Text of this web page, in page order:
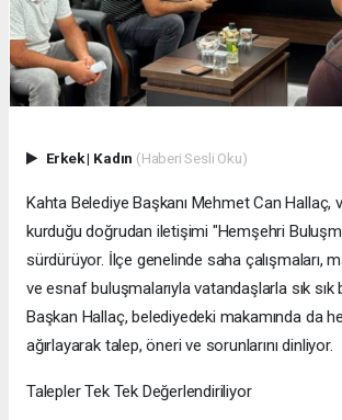
Erkek| Kadın (Haberi Sesli Oku)
Kahta Belediye Başkanı Mehmet Can Hallaç,
kurduğu doğrudan iletişimi "Hemşehri
sürdürüyor. İlçe genelinde saha çalışmaları,
ve esnaf buluşmalarıyla vatandaşlarla sık sık
Başkan Hallaç, belediyedeki makamında da
ağırlayarak talep, öneri ve sorunlarını dinliyor.
Talepler Tek Tek Değerlendiriliyor